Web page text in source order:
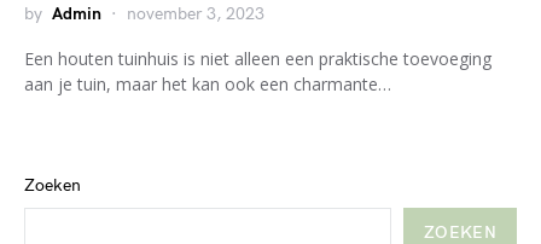
by Admin november 3, 2023
Een houten tuinhuis is niet alleen een praktische toevoeging
aan je tuin, maar het kan ook een charmante…
Zoeken
ZOEKEN